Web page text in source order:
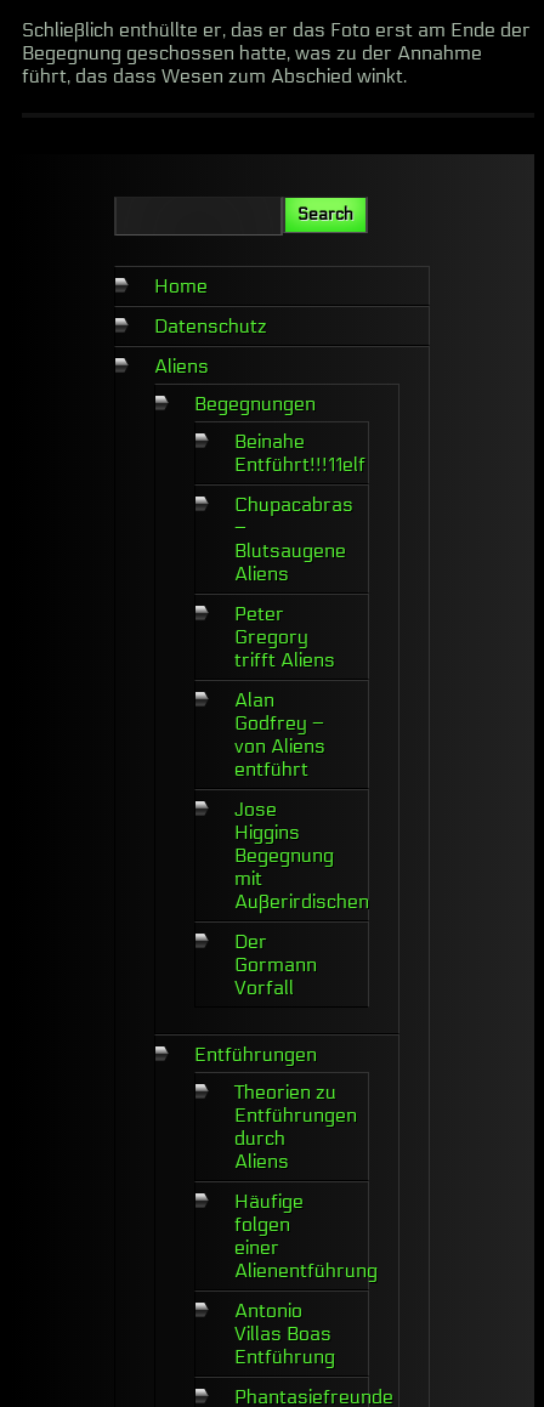
Schließlich enthüllte er, das er das Foto erst am Ende der
Begegnung geschossen hatte, was zu der Annahme
führt, das dass Wesen zum Abschied winkt.
Home
Datenschutz
Aliens
Begegnungen
Beinahe
Entführt!!!11elf
Chupacabras
–
Blutsaugene
Aliens
Peter
Gregory
trifft Aliens
Alan
Godfrey –
von Aliens
entführt
Jose
Higgins
Begegnung
mit
Außerirdischen
Der
Gormann
Vorfall
Entführungen
Theorien zu
Entführungen
durch
Aliens
Häufige
folgen
einer
Alienentführung
Antonio
Villas Boas
Entführung
Phantasiefreunde